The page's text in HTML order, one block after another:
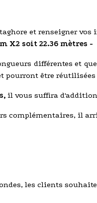
et renseigner vos
X2 soit 22.36 mètres -
différentes et
pourront être
il vous suffira
complémentaires, il
les clients